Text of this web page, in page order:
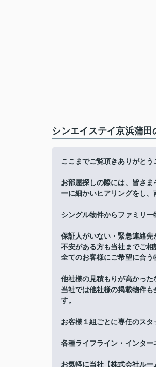
シンエイステイ京浜蒲
ここまでご覧頂きありがとう
お部屋探しの際には、皆さ
ーに細かいヒアリングをし、
シングル物件からファミリー
保証人がいない・緊急連絡
不安がある方も当社までご相
全てのお客様にご希望に合う
他社様の見積もりが高かった
当社では他社様の掲載物件
す。
お客様１組ごとに専任のス
各種ライフライン・インター
お気軽に当社【株式会社ルー